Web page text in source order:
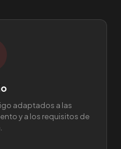
adaptados a las
y a los requisitos de